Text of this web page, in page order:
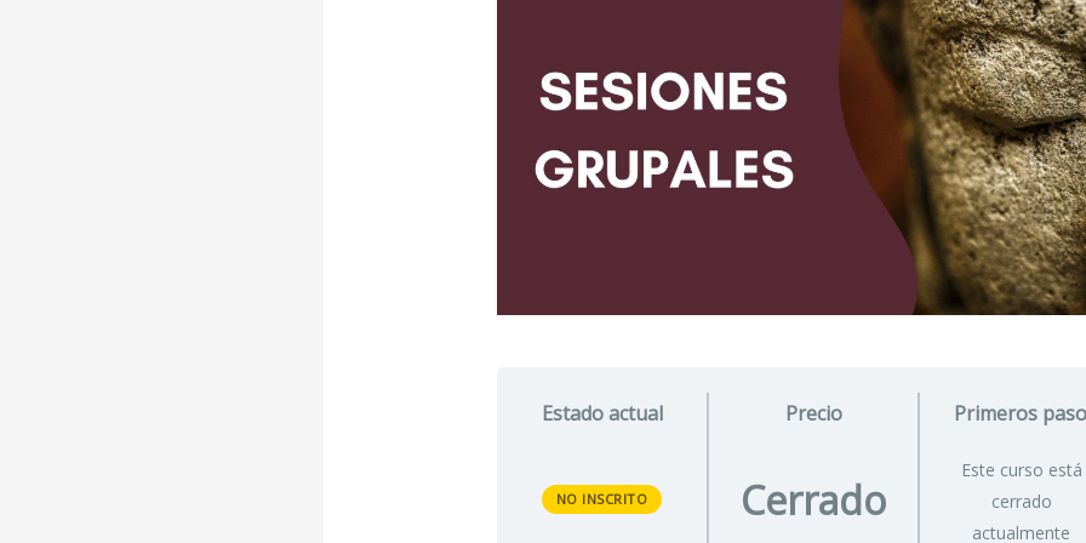
Estado actual
NO INSCRITO
Precio
Cerrado
Primeros
Este curso está
cerrado
actualmente